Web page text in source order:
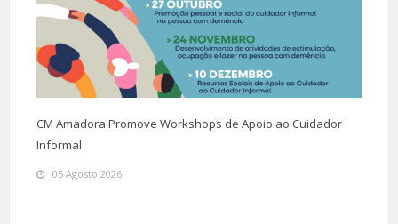
CM Amadora Promove Workshops de Apoio ao Cuidador
Informal
05 Agosto 2026